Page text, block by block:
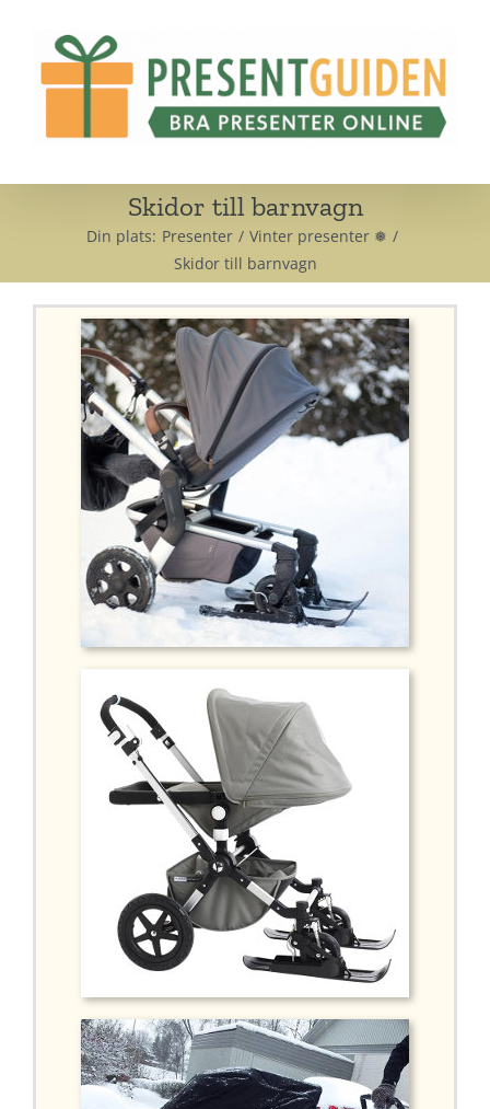
Skidor till barnvagn
Din plats: Presenter
Vinter presenter ❅
Skidor till barnvagn